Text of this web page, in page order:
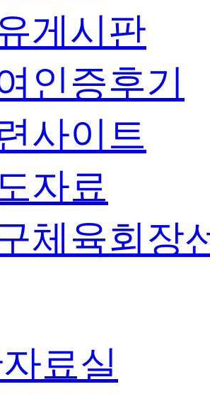
게시판
인증후기
사이트
자료
체육회장
료실